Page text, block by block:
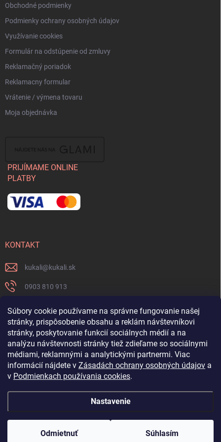
Súbory cookie používame na správne fungovanie našej
stránky, prispôsobenie obsahu a reklám návštevníkovi
stránky, poskytovanie funkcií sociálnych médií a na
analýzu návštevnosti stránky tiež zdieľame so sociálnymi
médiami, reklamnými a analytickými partnermi. Viac
informácií nájdete v Zásadách ochrany osobných údajov a
v Podmienkach používania cookies.
Nastavenie
Odmietnuť Súhlasím
Obchodné podmienky
Podmienky ochrany osobných údajov
Využívanie cookies
Formulár na odstúpenie od zmluvy
Reklamačný poriadok
Reklamacny formular
Vrátenie / výmena tovaru
Moja objednávka
PRIJÍMAME ONLINE
PLATBY
KONTAKT
kukali@kukali.sk
0903 810 913
Nenechajte si ujsť novinky a sledujte nás na FB
kukalishop
Copyright 2026www.kukali.sk. Všetky práva vyhradené.Upraviť nastavenie